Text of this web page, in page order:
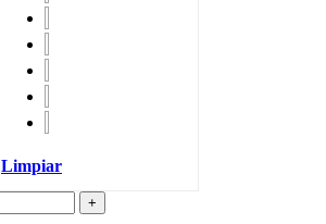
Limpiar